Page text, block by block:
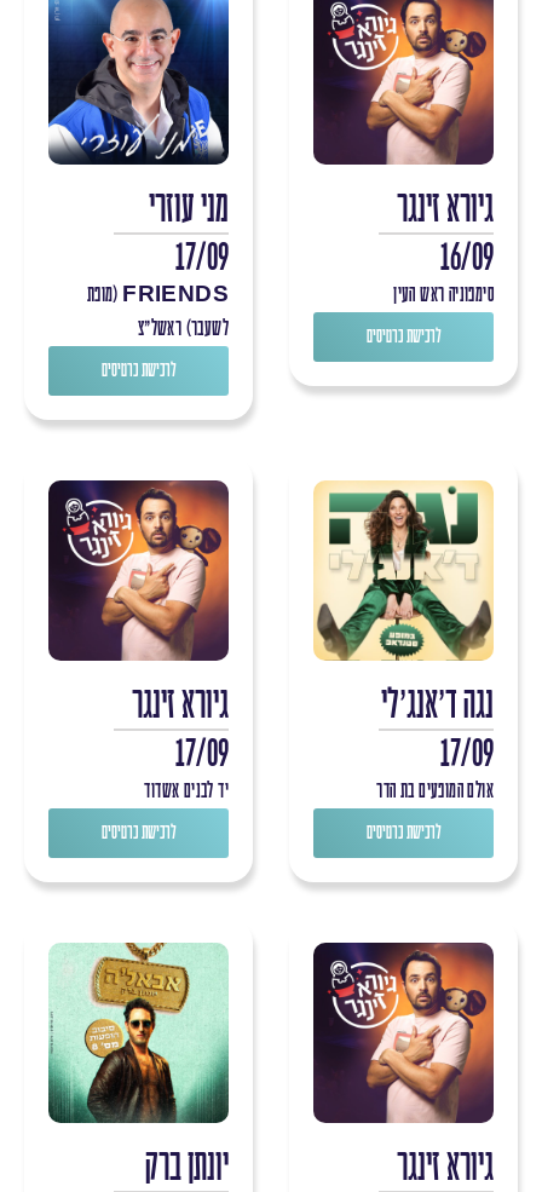
גיורא זינגר
16/09
סימפוניה ראש העין
לרכישת כרטיסים
מני עוזרי
17/09
FRIENDS (מופת
לשעבר) ראשל"צ
לרכישת כרטיסים
נגה ד'אנג'לי
17/09
אולם המופעים בת הדר
לרכישת כרטיסים
גיורא זינגר
17/09
יד לבנים אשדוד
לרכישת כרטיסים
גיורא זינגר
יונתן ברק